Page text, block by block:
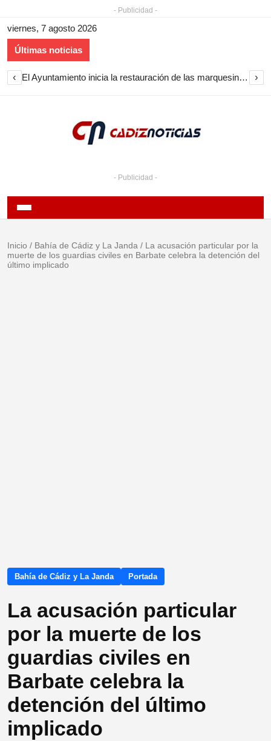
- Publicidad -
viernes, 7 agosto 2026
Últimas noticias
‹ El Ayuntamiento inicia la restauración de las marquesinas de Plaza Esteve para volver a instalarlas en el centro de Jerez ›
- Publicidad -
Inicio / Bahía de Cádiz y La Janda / La acusación particular por la
muerte de los guardias civiles en Barbate celebra la detención del
último implicado
Bahía de Cádiz y La Janda Portada
La acusación particular
por la muerte de los
guardias civiles en
Barbate celebra la
detención del último
implicado